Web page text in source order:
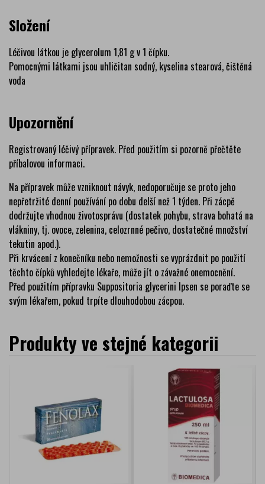
Složení
Léčivou látkou je glycerolum 1,81 g v 1 čípku.
Pomocnými látkami jsou uhličitan sodný, kyselina stearová, čištěná
voda
Upozornění
Registrovaný léčivý přípravek. Před použitím si pozorně přečtěte
příbalovou informaci.
Na přípravek může vzniknout návyk, nedoporučuje se proto jeho
nepřetržité denní používání po dobu delší než 1 týden. Při zácpě
dodržujte vhodnou životosprávu (dostatek pohybu, strava bohatá na
vlákniny, tj. ovoce, zelenina, celozrnné pečivo, dostatečné množství
tekutin apod.).
Při krvácení z konečníku nebo nemožnosti se vyprázdnit po použití
těchto čípků vyhledejte lékaře, může jít o závažné onemocnění.
Před použitím přípravku Suppositoria glycerini Ipsen se poraďte se
svým lékařem, pokud trpíte dlouhodobou zácpou.
Produkty ve stejné kategorii